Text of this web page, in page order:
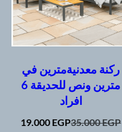
ركنة معدنيةمترين في
مترين ونص للحديقة 6
افراد
35.000EGP
Original
19.000 EGPCurrent